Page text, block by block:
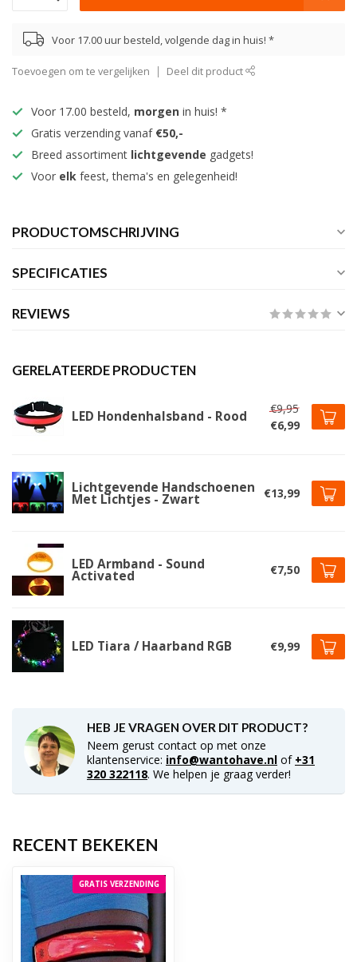
Voor 17.00 uur besteld, volgende dag in huis! *
Toevoegen om te vergelijken Deel dit product
Voor 17.00 besteld, morgen in huis! *
Gratis verzending vanaf €50,-
Breed assortiment lichtgevende gadgets!
Voor elk feest, thema's en gelegenheid!
PRODUCTOMSCHRIJVING
SPECIFICATIES
REVIEWS
GERELATEERDE PRODUCTEN
LED Hondenhalsband - Rood
€9,95
€6,99
Lichtgevende Handschoenen
Met Lichtjes - Zwart €13,99
LED Armband - Sound
Activated €7,50
LED Tiara / Haarband RGB €9,99
HEB JE VRAGEN OVER DIT PRODUCT?
Neem gerust contact op met onze
klantenservice: info@wantohave.nl of +31
320 322118. We helpen je graag verder!
RECENT BEKEKEN
GRATIS VERZENDING